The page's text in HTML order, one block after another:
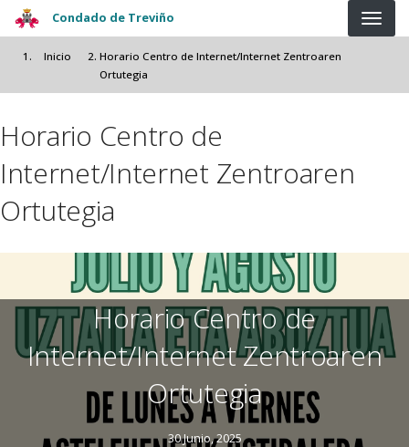
Pasar al contenido principal
Condado de Treviño
Inicio
Horario Centro de Internet/Internet Zentroaren
Ortutegia
Horario Centro de
Internet/Internet Zentroaren
Ortutegia
Horario Centro de
Internet/Internet Zentroaren
Ortutegia
30 Junio, 2025